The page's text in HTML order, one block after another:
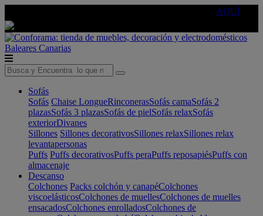
AQUÍ
Baleares Canarias
Sofás
Sofás Chaise LongueRinconerasSofás camaSofás 2
plazasSofás 3 plazasSofás de pielSofás relaxSofás
exteriorDivanes
Sillones Sillones decorativosSillones relaxSillones relax
levantapersonas
Puffs Puffs decorativosPuffs peraPuffs reposapiésPuffs con
almacenaje
Descanso
Colchones Packs colchón y canapéColchones
viscoelásticosColchones de muellesColchones de muelles
ensacadosColchones enrolladosColchones de